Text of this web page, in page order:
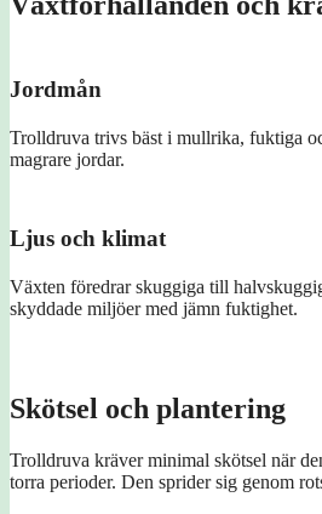
Jordmån
Trolldruva trivs bäst i mullrika, fuktiga
magrare jordar.
Ljus och klimat
Växten föredrar skuggiga till
skyddade miljöer med jämn fuktighet.
Skötsel och plantering
Trolldruva kräver minimal skötsel när
torra perioder. Den sprider sig genom